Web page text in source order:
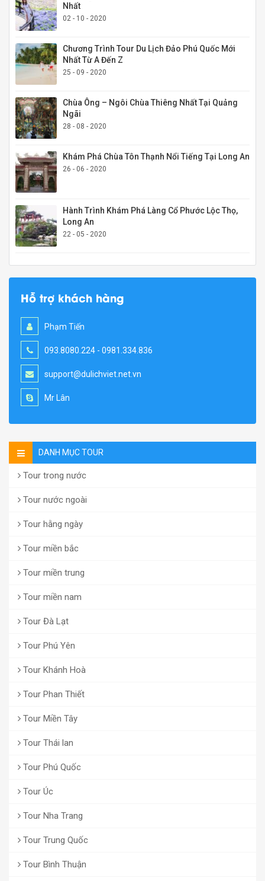
Nhất
02 - 10 - 2020
Chương Trình Tour Du Lịch Đảo Phú Quốc Mới
Nhất Từ A Đến Z
25 - 09 - 2020
Chùa Ông – Ngôi Chùa Thiêng Nhất Tại Quảng
Ngãi
28 - 08 - 2020
Khám Phá Chùa Tôn Thạnh Nổi Tiếng Tại Long An
26 - 06 - 2020
Hành Trình Khám Phá Làng Cổ Phước Lộc Thọ,
Long An
22 - 05 - 2020
Hỗ trợ khách hàng
Phạm Tiến
093.8080.224 - 0981.334.836
support@dulichviet.net.vn
Mr Lân
DANH MỤC TOUR
Tour trong nước
Tour nước ngoài
Tour hằng ngày
Tour miền bắc
Tour miền trung
Tour miền nam
Tour Đà Lạt
Tour Phú Yên
Tour Khánh Hoà
Tour Phan Thiết
Tour Miền Tây
Tour Thái lan
Tour Phú Quốc
Tour Úc
Tour Nha Trang
Tour Trung Quốc
Tour Bình Thuận